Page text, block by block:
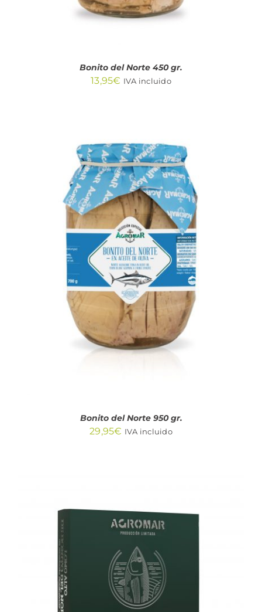
Bonito del Norte 450 gr.
13,95€ IVA incluido
AÑADIR AL CARRITO
DETALLES
Bonito del Norte 950 gr.
29,95€ IVA incluido
AÑADIR AL CARRITO
DETALLES